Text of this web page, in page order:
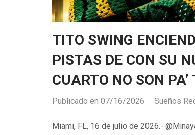
TITO SWING
PISTAS DE CON SU
CUARTO NO SON PA’
Publicado en 07/16/2026 Sueños
Miami, FL, 16 de julio de 2026.-